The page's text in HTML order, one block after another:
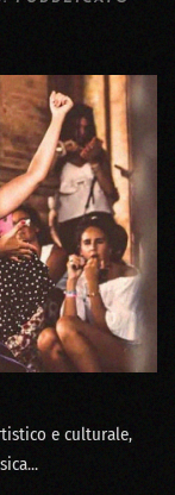
e culturale,